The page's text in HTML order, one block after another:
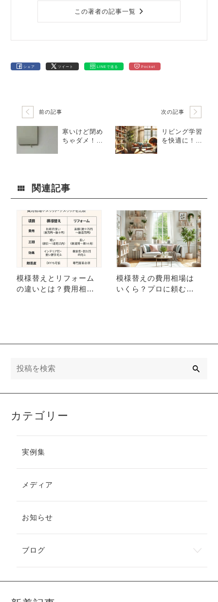
この著者の記事一覧
シェア ツイート LINEで送る Pocket
前の記事
寒いけど閉め
ちゃダメ！健
次の記事
リビング学習
を快適に！散
関連記事
模様替えとリフォーム
の違いとは？費用相場
模様替えの費用相場は
いくら？プロに頼むべ
カテゴリー
実例集
メディア
お知らせ
ブログ